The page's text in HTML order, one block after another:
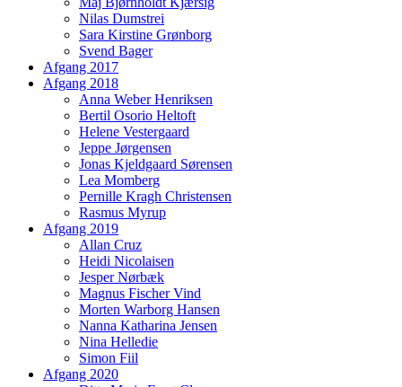
Nilas Dumstrei
Sara Kirstine Grønborg
Svend Bager
Afgang 2017
Afgang 2018
Anna Weber Henriksen
Bertil Osorio Heltoft
Helene Vestergaard
Jeppe Jørgensen
Jonas Kjeldgaard Sørensen
Lea Momberg
Pernille Kragh Christensen
Rasmus Myrup
Afgang 2019
Allan Cruz
Heidi Nicolaisen
Jesper Nørbæk
Magnus Fischer Vind
Morten Warborg Hansen
Nanna Katharina Jensen
Nina Helledie
Simon Fiil
Afgang 2020